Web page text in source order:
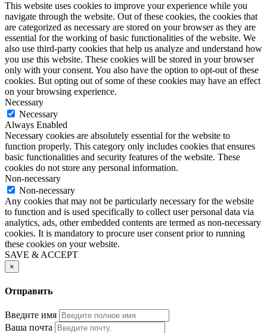
This website uses cookies to improve your experience while you
navigate through the website. Out of these cookies, the cookies that
are categorized as necessary are stored on your browser as they are
essential for the working of basic functionalities of the website. We
also use third-party cookies that help us analyze and understand how
you use this website. These cookies will be stored in your browser
only with your consent. You also have the option to opt-out of these
cookies. But opting out of some of these cookies may have an effect
on your browsing experience.
Necessary
Necessary
Always Enabled
Necessary cookies are absolutely essential for the website to
function properly. This category only includes cookies that ensures
basic functionalities and security features of the website. These
cookies do not store any personal information.
Non-necessary
Non-necessary
Any cookies that may not be particularly necessary for the website
to function and is used specifically to collect user personal data via
analytics, ads, other embedded contents are termed as non-necessary
cookies. It is mandatory to procure user consent prior to running
these cookies on your website.
SAVE & ACCEPT
×
Отправить
Введите имя
Ваша почта